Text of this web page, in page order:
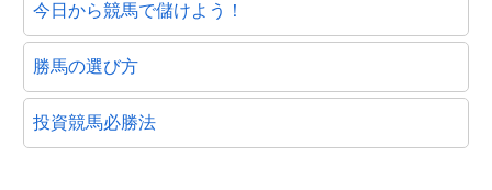
今日から競馬で儲けよう！
勝馬の選び方
投資競馬必勝法